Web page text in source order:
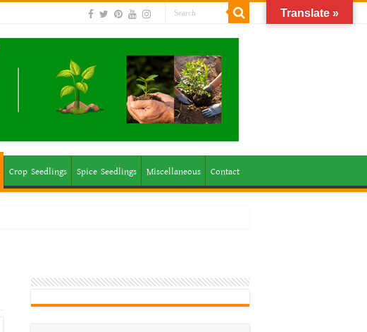
Crop Seedlings Spice Seedlings Miscellaneous Contact
Translate »